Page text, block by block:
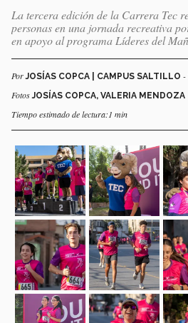
La tercera edición de la Carrera Tec
personas en una jornada recreativa
en apoyo al programa Líderes del
PorJOSÍAS COPCA | CAMPUS SALTILLO -
FotosJOSÍAS COPCA, VALERIA MENDOZA
Tiempo estimado de lectura:1 min